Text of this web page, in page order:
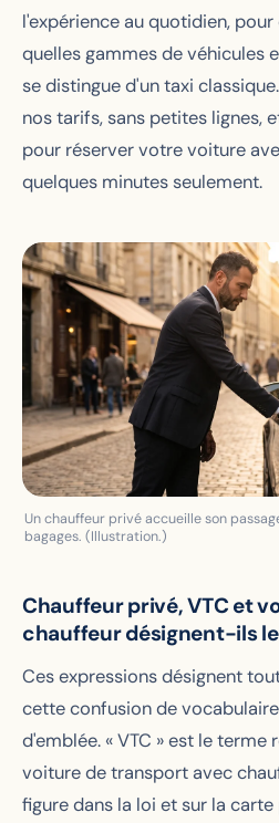
l'expérience au quotidien,
quelles gammes de véhicules
se distingue d'un taxi
nos tarifs, sans petites lignes,
pour réserver votre voiture
quelques minutes seulement.
Un chauffeur privé accueille son
bagages. (Illustration.)
Chauffeur privé, VTC et
chauffeur désignent-ils
Ces expressions désignent
cette confusion de
d'emblée. « VTC » est le
voiture de transport avec
figure dans la loi et sur la